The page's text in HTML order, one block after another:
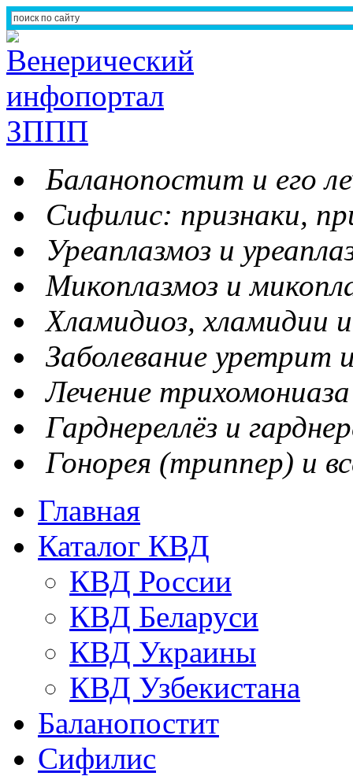
Баланопостит и его
Сифилис: признаки,
Уреаплазмоз и
Микоплазмоз и
Хламидиоз, хламидии
Заболевание уретрит
Лечение
Гарднереллёз и
Гонорея (триппер) и
Главная
Каталог КВД
КВД России
КВД Беларуси
КВД Украины
КВД Узбекистана
Баланопостит
Сифилис